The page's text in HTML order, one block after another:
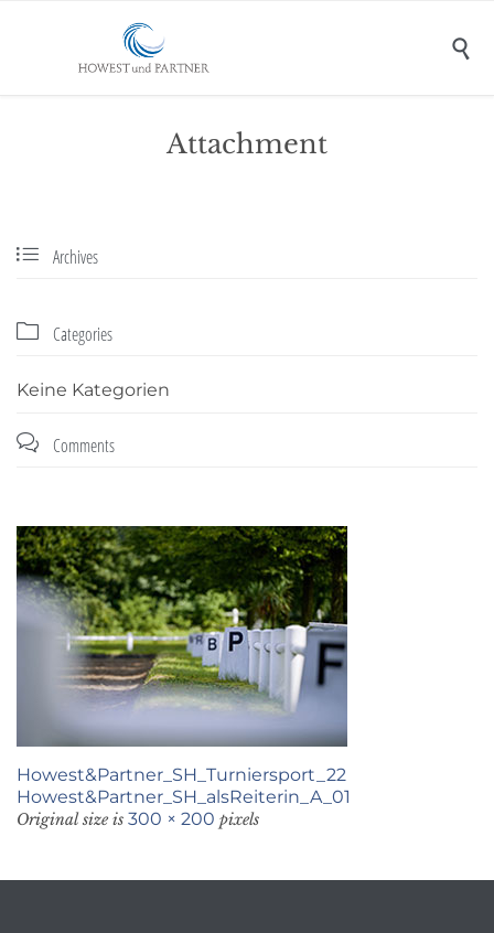

Attachment
 Archives
 Categories
Keine Kategorien
 Comments
Howest&Partner_SH_Turniersport_22
Howest&Partner_SH_alsReiterin_A_01
Original size is 300 × 200 pixels